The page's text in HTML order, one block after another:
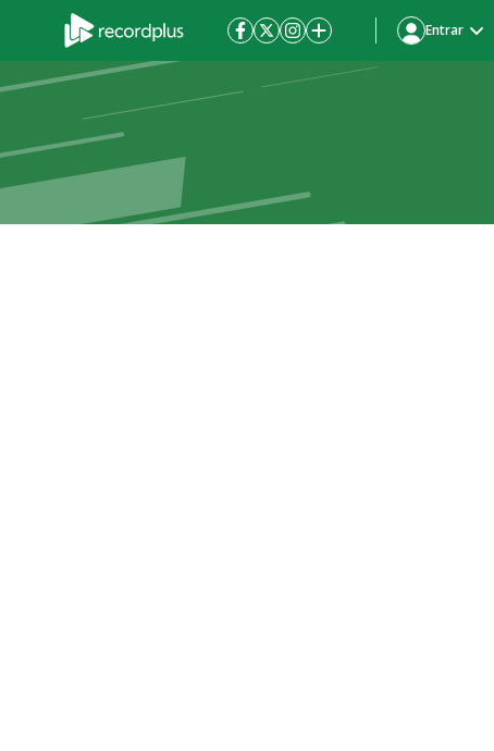
Entrar